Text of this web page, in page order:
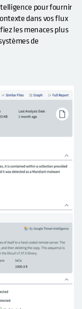
pour fournir
dans vos flux
les menaces plus
de